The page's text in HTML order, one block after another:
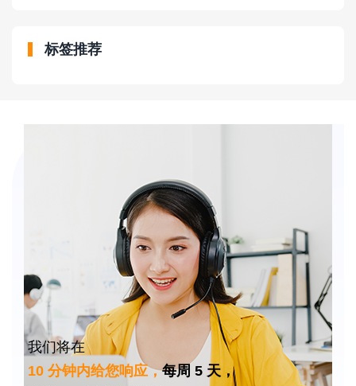
标签推荐
我们将在
10 分钟内给您响应，每周 5 天，